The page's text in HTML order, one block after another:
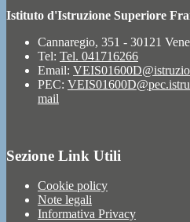
Istituto d'Istruzione Superiore
Cannaregio, 351 - 30121
Tel: Tel. 041716266
Email:
PEC:
mail
Sezione Link Utili
Cookie policy
Note legali
Informativa Privacy